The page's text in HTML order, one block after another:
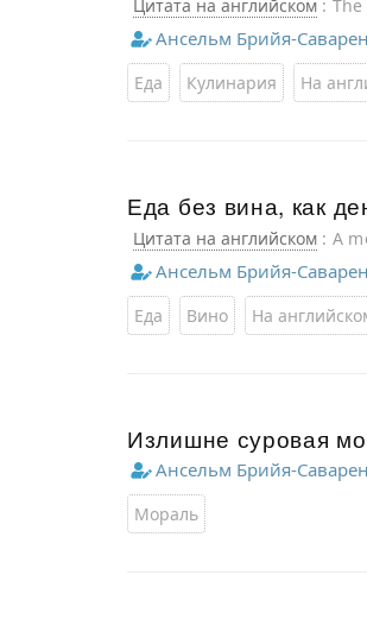
Цитата на английском :
discovery of a new star.
Ансельм Брийя-Саварен
Еда Кулинария На
Еда без вина, как
Цитата на английском : A
Ансельм Брийя-Саварен
Еда Вино На
Излишне суровая
Ансельм Брийя-Саварен
Мораль